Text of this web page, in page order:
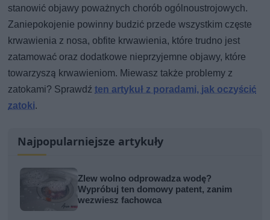
stanowić objawy poważnych chorób ogólnoustrojowych.
Zaniepokojenie powinny budzić przede wszystkim częste
krwawienia z nosa, obfite krwawienia, które trudno jest
zatamować oraz dodatkowe nieprzyjemne objawy, które
towarzyszą krwawieniom. Miewasz także problemy z
zatokami? Sprawdźten artykuł z poradami, jak oczyścić
zatoki.
Najpopularniejsze artykuły
Zlew wolno odprowadza wodę?
Wypróbuj ten domowy patent, zanim
wezwiesz fachowca